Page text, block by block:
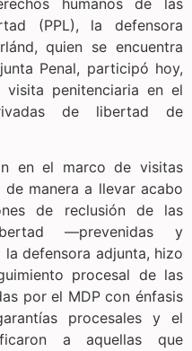
humanos de las
(PPL), la defensora
quien se encuentra
Penal, participó hoy,
penitenciaria en el
de libertad de
en el marco de visitas
manera a llevar acabo
de reclusión de las
—prevenidas y
la defensora adjunta, hizo
procesal de las
por el MDP con énfasis
procesales y el
a aquellas que